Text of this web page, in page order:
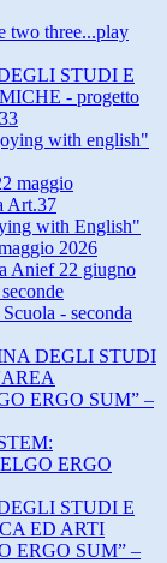
two three...play
STUDI E
- progetto
with english"
maggio
Art.37
with English"
2026
Anief 22 giugno
- seconda
DEGLI STUDI
ERGO SUM” –
ERGO
STUDI E
ED ARTI
ERGO SUM” –